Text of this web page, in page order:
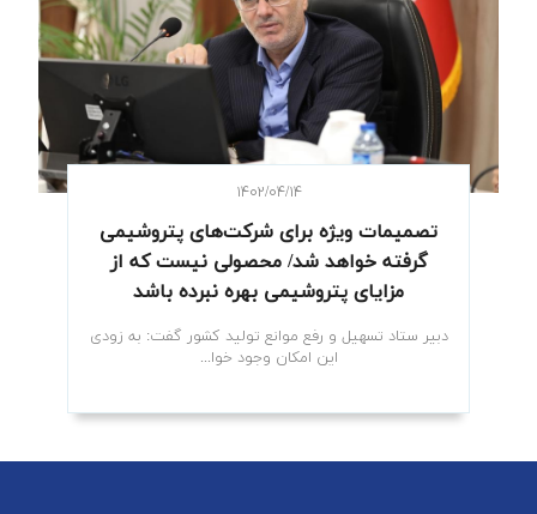
۱۴۰۲/۰۴/۱۴
تصمیمات ویژه برای شرکت‌های پتروشیمی
گرفته خواهد شد/ محصولی نیست که از
مزایای پتروشیمی بهره نبرده باشد
دبیر ستاد تسهیل و رفع موانع تولید کشور گفت: به زودی
این امکان وجود خوا...